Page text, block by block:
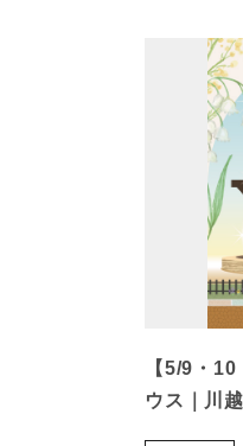
【5/9・
ウス｜川